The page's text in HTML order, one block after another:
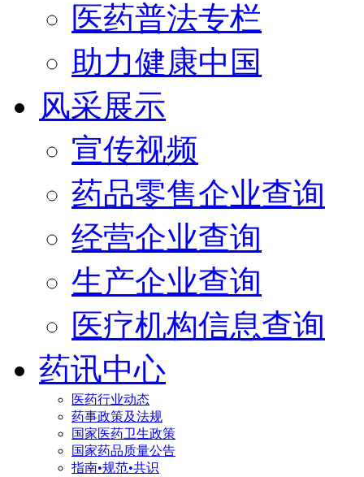
医药普法专栏
助力健康中国
风采展示
宣传视频
药品零售企业查询
经营企业查询
生产企业查询
医疗机构信息查询
药讯中心
医药行业动态
药事政策及法规
国家医药卫生政策
国家药品质量公告
指南•规范•共识